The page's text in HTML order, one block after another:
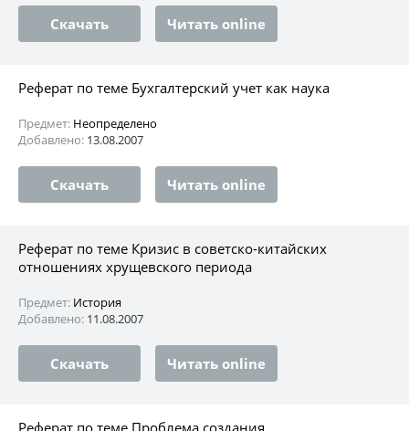
Скачать Читать online
Реферат по теме Бухгалтерский учет как наука
Предмет: Неопределено
Добавлено: 13.08.2007
Скачать Читать online
Реферат по теме Кризис в советско-китайских
отношениях хрущевского периода
Предмет: История
Добавлено: 11.08.2007
Скачать Читать online
Реферат по теме Проблема создания